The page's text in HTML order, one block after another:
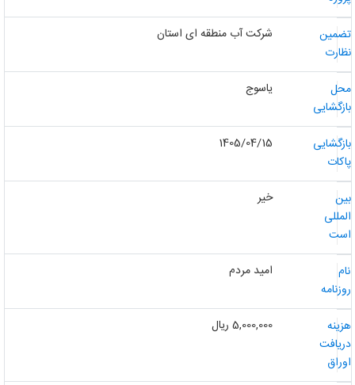
شرکت آب منطقه ای استان
یاسوج
1405/04/15
خیر
امید مردم
5,000,000 ریال